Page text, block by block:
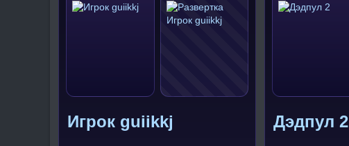
Игрок guiikkj Дэдпул 2